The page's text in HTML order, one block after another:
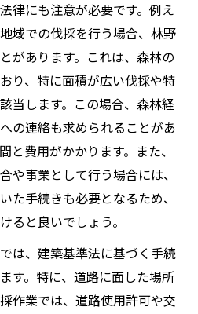
律にも注意が必要です。例え
域での伐採を行う場合、林野
があります。これは、森林の
り、特に面積が広い伐採や特
当します。この場合、森林経
の連絡も求められることがあ
と費用がかかります。また、
や事業として行う場合には、
た手続きも必要となるため、
ると良いでしょう。
は、建築基準法に基づく手続
す。特に、道路に面した場所
作業では、道路使用許可や交